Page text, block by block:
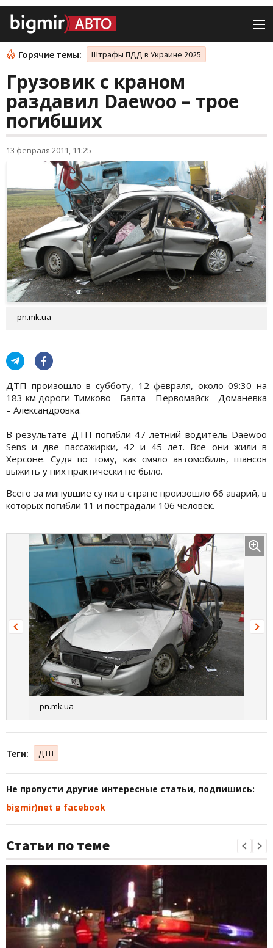
Горячие темы: Штрафы ПДД в Украине 2025
Грузовик с краном
раздавил Daewoo – трое
погибших
13 февраля 2011, 11:25
pn.mk.ua
ДТП произошло в субботу, 12 февраля, около 09:30 на
183 км дороги Тимково - Балта - Первомайск - Доманевка
– Александровка.
В результате ДТП погибли 47-летний водитель Daewoo
Sens и две пассажирки, 42 и 45 лет. Все они жили в
Херсоне. Судя по тому, как смяло автомобиль, шансов
выжить у них практически не было.
Всего за минувшие сутки в стране произошло 66 аварий, в
которых погибли 11 и пострадали 106 человек.
pn.mk.ua
Теги: ДТП
Не пропусти другие интересные статьи, подпишись:
bigmir)net в facebook
Статьи по теме